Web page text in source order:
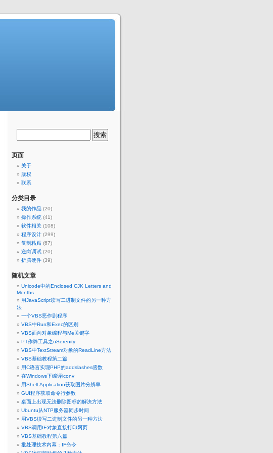
页面
关于
版权
联系
分类目录
我的作品 (20)
操作系统 (41)
软件相关 (108)
程序设计 (299)
复制粘贴 (67)
逆向调试 (20)
折腾硬件 (39)
随机文章
Unicode中的Enclosed CJK Letters and
Months
用JavaScript读写二进制文件的另一种方
法
一个VBS恶作剧程序
VBS中Run和Exec的区别
VBS面向对象编程与Me关键字
PT作弊工具之uSerenity
VBS中TextStream对象的ReadLine方法
VBS基础教程第二篇
用C语言实现PHP的addslashes函数
在Windows下编译iconv
用Shell.Application获取图片分辨率
GUI程序获取命令行参数
桌面上出现无法删除图标的解决方法
Ubuntu从NTP服务器同步时间
用VBS读写二进制文件的另一种方法
VBS调用IE对象直接打印网页
VBS基础教程第六篇
批处理技术内幕：IF命令